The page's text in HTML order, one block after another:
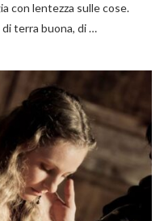
con lentezza sulle cose.
di terra buona, di …